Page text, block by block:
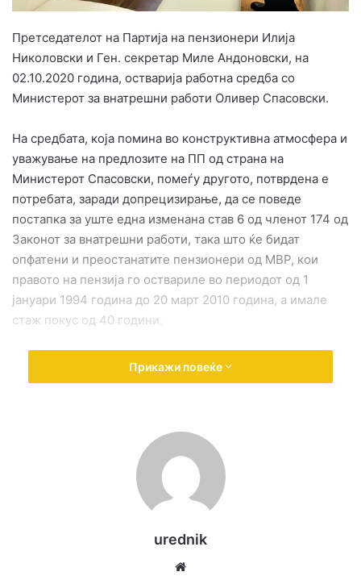
Претседателот на Партија на пензионери Илија
Николовски и Ген. секретар Миле Андоновски, на
02.10.2020 година, остварија работна средба со
Министерот за внатрешни работи Оливер Спасовски.
На средбата, која помина во конструктивна атмосфера и
уважување на предлозите на ПП од страна на
Министерот Спасовски, помеѓу другото, потврдена е
потребата, заради допрецизирање, да се поведе
постапка за уште една изменана став 6 од членот 174 од
Законот за внатрешни работи, така што ќе бидат
опфатени и преостанатите пензионери од МВР, кои
правото на пензија го оствариле во периодот од 1
јануари 1994 година до 20 март 2010 година, а имале
стаж покус од 40 години.
На средбата исто така е потврдено дека во Собранието,
во најскоро време, ќе продолжи постапката за
подигање на прагот на продолжувањето на важењето
на возачките дозволи за повозрасните граѓани од 70 на
75 години, што е предлог на ПП.
подршката добиена од страна на Министерот
Спасовски, особено заради опстојување на заложбите
Прикажи повеќе
urednik